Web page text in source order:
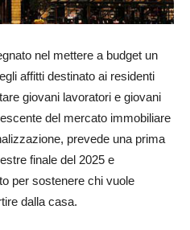
nel mettere a budget un
affitti destinato ai residenti
giovani lavoratori e giovani
del mercato immobiliare
prevede una prima
finale del 2025 e
per sostenere chi vuole
dalla casa.